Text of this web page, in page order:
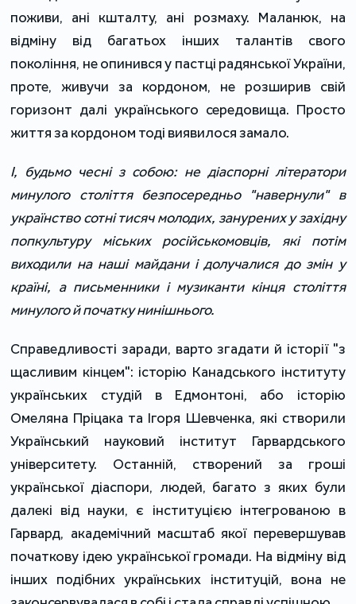
поживи, ані кшталту, ані розмаху. Маланюк, на
відміну від багатьох інших талантів свого
покоління, не опинився у пастці радянської України,
проте, живучи за кордоном, не розширив свій
горизонт далі українського середовища. Просто
життя за кордоном тоді виявилося замало.
І, будьмо чесні з собою: не діаспорні літератори
минулого століття безпосередньо "навернули" в
українство сотні тисяч молодих, занурених у західну
попкультуру міських російськомовців, які потім
виходили на наші майдани і долучалися до змін у
країні, а письменники і музиканти кінця століття
минулого й початку нинішнього.
Справедливості заради, варто згадати й історії "з
щасливим кінцем": історію Канадського інституту
українських студій в Едмонтоні, або історію
Омеляна Пріцака та Ігоря Шевченка, які створили
Український науковий інститут Гарвардського
університету. Останній, створений за гроші
української діаспори, людей, багато з яких були
далекі від науки, є інституцією інтегрованою в
Гарвард, академічний масштаб якої перевершував
початкову ідею української громади. На відміну від
інших подібних українських інституцій, вона не